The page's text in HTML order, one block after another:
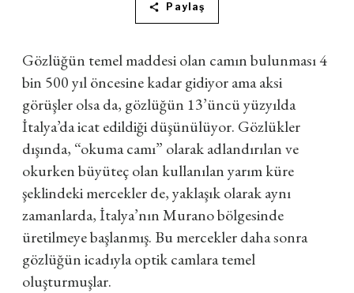
Paylaş
Gözlüğün temel maddesi olan camın bulunması 4
bin 500 yıl öncesine kadar gidiyor ama aksi
görüşler olsa da, gözlüğün 13’üncü yüzyılda
İtalya’da icat edildiği düşünülüyor. Gözlükler
dışında, “okuma camı” olarak adlandırılan ve
okurken büyüteç olan kullanılan yarım küre
şeklindeki mercekler de, yaklaşık olarak aynı
zamanlarda, İtalya’nın Murano bölgesinde
üretilmeye başlanmış. Bu mercekler daha sonra
gözlüğün icadıyla optik camlara temel
oluşturmuşlar.